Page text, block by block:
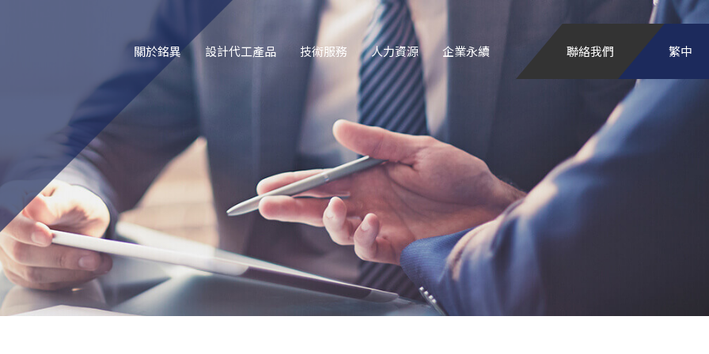
關於銘異 設計代工產品 技術服務 人力資源 企業永續 聯絡我們 繁中